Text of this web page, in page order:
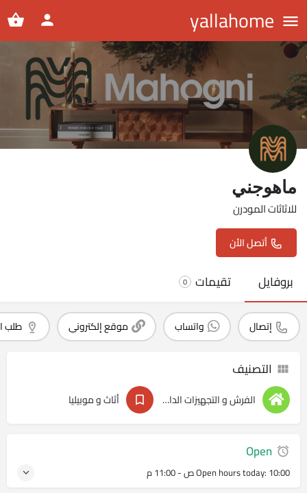
yallahome
ماهوجني
للاثاثات المودرن
أتصل الأن
بروفايل تقيمات 0
إتصال واتساب موقع إلكتروني طلب
التصنيف
الفرش و التجهيزات الداخليه أثاث و موبيليا
Open
Open hours today: 10:00 ص - 11:00 م